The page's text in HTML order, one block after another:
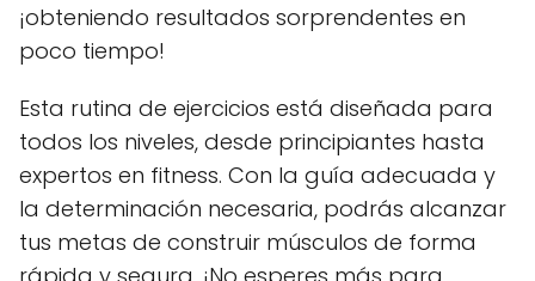
¡obteniendo resultados sorprendentes en
poco tiempo!
Esta rutina de ejercicios está diseñada para
todos los niveles, desde principiantes hasta
expertos en fitness. Con la guía adecuada y
la determinación necesaria, podrás alcanzar
tus metas de construir músculos de forma